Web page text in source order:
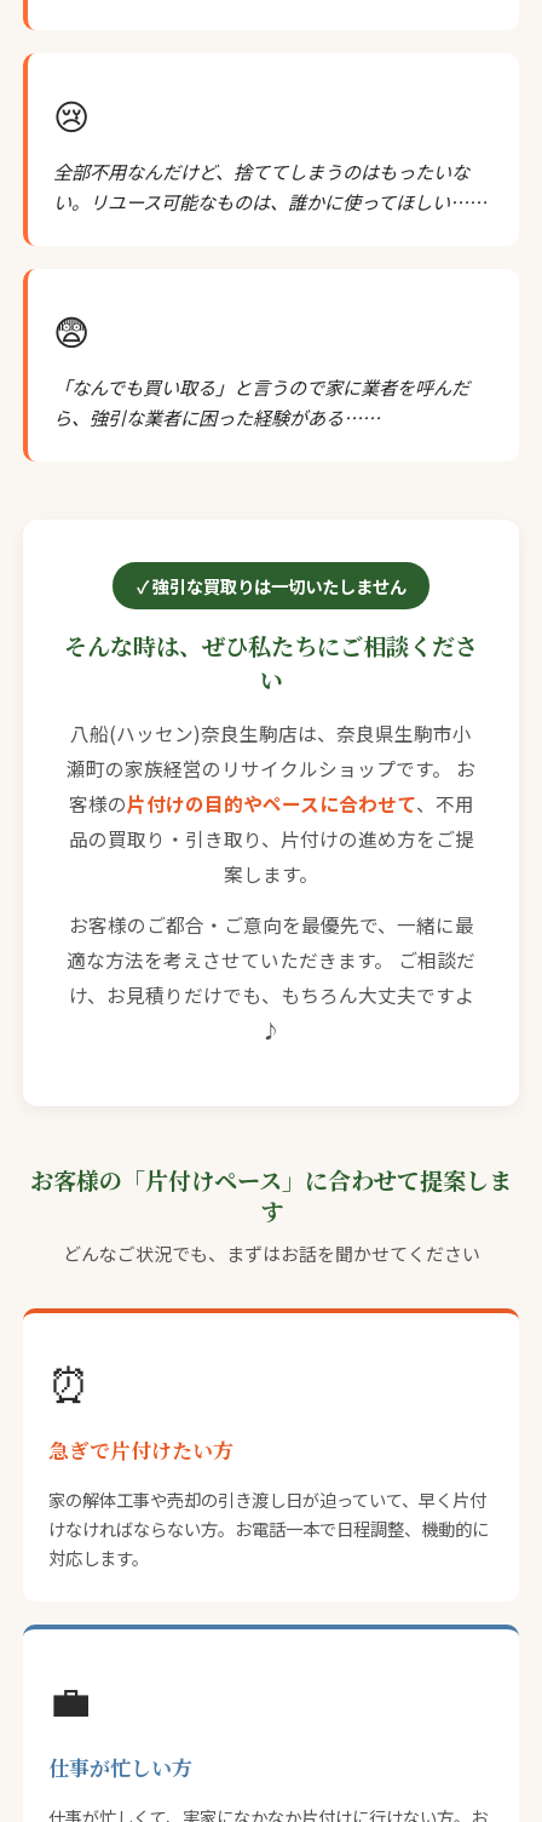
😢
全部不用なんだけど、捨ててしまうのはもったいな
い。リユース可能なものは、誰かに使ってほしい……
😨
「なんでも買い取る」と言うので家に業者を呼んだ
ら、強引な業者に困った経験がある……
強引な買取りは一切いたしません
そんな時は、ぜひ私たちにご相談くださ
い
八船(ハッセン)奈良生駒店は、奈良県生駒市小
瀬町の家族経営のリサイクルショップです。 お
客様の片付けの目的やペースに合わせて、不用
品の買取り・引き取り、片付けの進め方をご提
案します。
お客様のご都合・ご意向を最優先で、一緒に最
適な方法を考えさせていただきます。 ご相談だ
け、お見積りだけでも、もちろん大丈夫ですよ
♪
お客様の「片付けペース」に合わせて提案しま
す
どんなご状況でも、まずはお話を聞かせてください
⏰
急ぎで片付けたい方
家の解体工事や売却の引き渡し日が迫っていて、早く片付
けなければならない方。お電話一本で日程調整、機動的に
対応します。
💼
仕事が忙しい方
仕事が忙しくて、実家になかなか片付けに行けない方。お